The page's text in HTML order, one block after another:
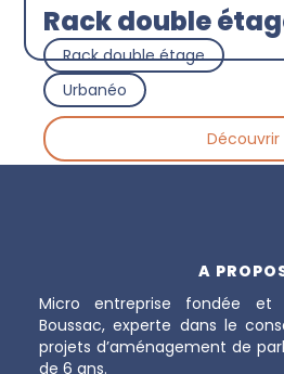
Rack double
Rack double étage
Urbanéo
Découvrir
A
Micro entreprise fondée et
Boussac, experte dans le
projets d’aménagement de
de 6 ans.